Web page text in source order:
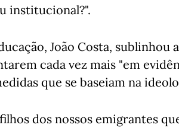
institucional?".
João Costa, sublinhou
cada vez mais "em
que se baseiam na
dos nossos emigrantes